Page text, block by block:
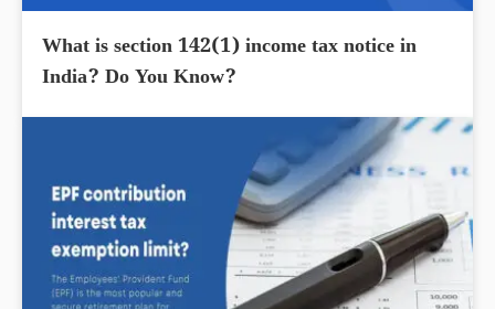
What is section 142(1) income tax notice in
India? Do You Know?